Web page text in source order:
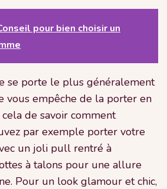
pour bien choisir un
se porte le plus généralement
vous empêche de la porter en
de savoir comment
par exemple porter votre
un joli pull rentré à
à talons pour une allure
Pour un look glamour et chic,